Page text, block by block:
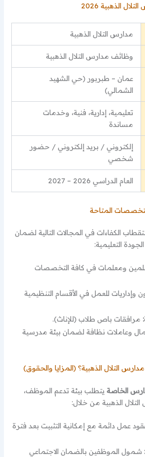
الذهبية 2026
مدارس التلال الذهبية
وظائف مدارس التلال الذهبية
عمان – طبربور (حي الشهيد
الشمالي)
تعليمية، إدارية، فنية، وخدمات
مساندة
إلكتروني / بريد إلكتروني / حضور
شخصي
العام الدراسي 2026 – 2027
المتاحة
الكفاءات في المجالات التالية لضمان
التعليمية:
ومعلمات في كافة التخصصات
وإداريات للعمل في الأقسام التنظيمية
مرافقات باص طلاب (للإناث).
وعاملات نظافة لضمان بيئة مدرسية
التلال الذهبية؟ (المزايا والحقوق)
الخاصة يتطلب بيئة تدعم الموظف،
الذهبية من خلال:
عمل دائمة مع إمكانية التثبيت بعد فترة
شمول الموظفين بالضمان الاجتماعي